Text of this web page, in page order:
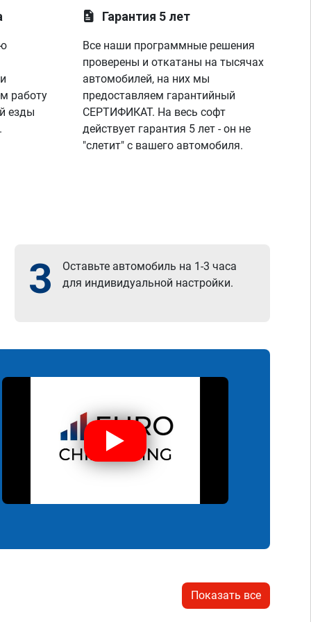
покатался,понаблюдал,радуюсь,заехал к
диагностику,глянули что всё нормально и
я поехал радостный,записавшись к ним
же на чип тюнинг,парни вы лучшие!
спасибо вашей команде за отличную
работу,сервис отличный, рекомендую!
всем добра)
работу
езды
Гарантия 5 лет
Все наши программные решения
проверены и откатаны на тысячах
автомобилей, на них мы
предоставляем гарантийный
СЕРТИФИКАТ. На весь софт
действует гарантия 5 лет - он не
"слетит" с вашего автомобиля.
3
Оставьте автомобиль на 1-3 часа
для индивидуальной настройки.
Показать все